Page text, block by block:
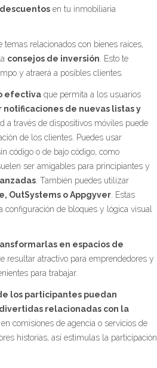
en tu inmobiliaria
temas relacionados con bienes raíces,
consejos de inversión. Esto te
y atraerá a posibles clientes.
efectiva que permita a los usuarios
de nuevas listas y
a través de dispositivos móviles puede
de los clientes. Puedes usar
código o de bajo código, como
ser amigables para principiantes y
. También puedes utilizar
OutSystems o Appgyver . Estas
de bloques y lógica visual
en espacios de
resultar atractivo para emprendedores y
para trabajar.
los participantes puedan
relacionadas con la
comisiones de agencia o servicios de
historias, así estimulas la participación